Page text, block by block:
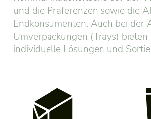
und die Präferenzen sowie die
Endkonsumenten. Auch bei der
Umverpackungen (Trays)
individuelle Lösungen und